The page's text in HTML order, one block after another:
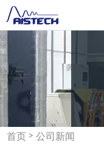
首页 >公司新闻